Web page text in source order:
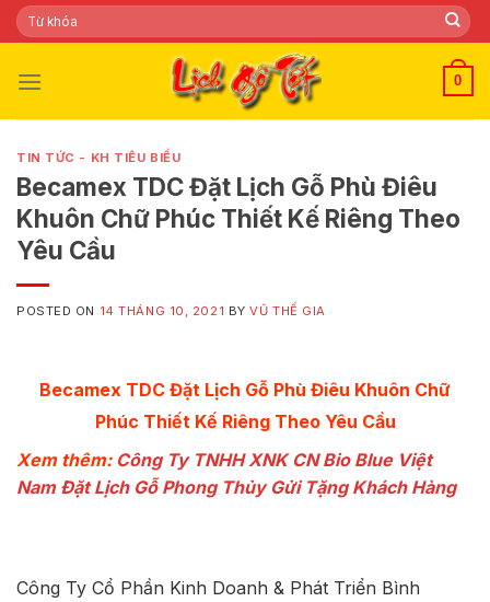
Skip
to
Tìm
kiếm:
0
TIN TỨC - KH TIÊU BIỂU
Becamex TDC Đặt Lịch Gỗ Phù Điêu
Khuôn Chữ Phúc Thiết Kế Riêng Theo
Yêu Cầu
POSTED ON 14 THÁNG 10, 2021 BYVŨ THẾ GIA
Becamex TDC Đặt Lịch Gỗ Phù Điêu Khuôn Chữ
Phúc Thiết Kế Riêng Theo Yêu Cầu
Xem thêm: Công Ty TNHH XNK CN Bio Blue Việt
Nam Đặt Lịch Gỗ Phong Thủy Gửi Tặng Khách Hàng
Công Ty Cổ Phần Kinh Doanh & Phát Triển Bình